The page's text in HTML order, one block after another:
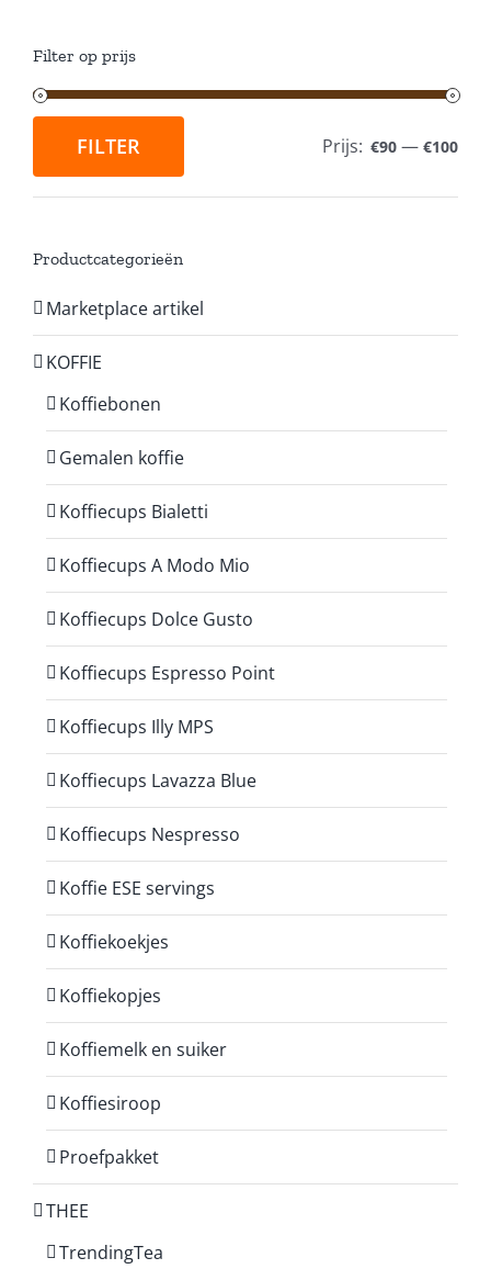
Filter op prijs
prijs
prijs
FILTER Prijs: €90 — €100
Productcategorieën
Marketplace artikel
KOFFIE
Koffiebonen
Gemalen koffie
Koffiecups Bialetti
Koffiecups A Modo Mio
Koffiecups Dolce Gusto
Koffiecups Espresso Point
Koffiecups Illy MPS
Koffiecups Lavazza Blue
Koffiecups Nespresso
Koffie ESE servings
Koffiekoekjes
Koffiekopjes
Koffiemelk en suiker
Koffiesiroop
Proefpakket
THEE
TrendingTea